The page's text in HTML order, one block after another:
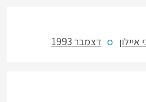
דצמבר 1993